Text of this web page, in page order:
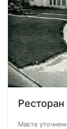
Маєте